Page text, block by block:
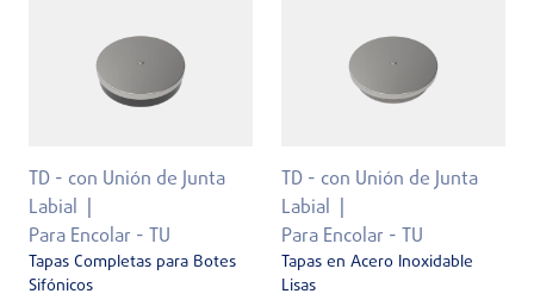
TD - con Unión de Junta
Labial
Para Encolar - TU
Tapas Completas para Botes
Sifónicos
TD - con Unión de Junta
Labial
Para Encolar - TU
Tapas en Acero Inoxidable
Lisas